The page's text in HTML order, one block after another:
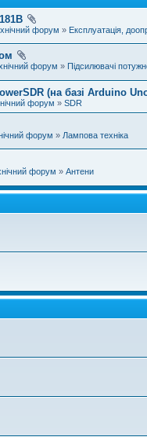
форум » Експлуатація,
форум » Підсилювачі
(на базі Arduino
форум » SDR
форум » Лампова техніка
форум » Антени